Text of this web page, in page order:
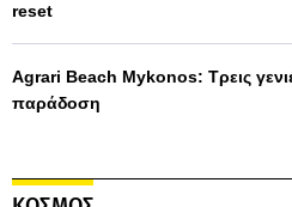
reset
Agrari Beach Mykonos: Τρεις
παράδοση